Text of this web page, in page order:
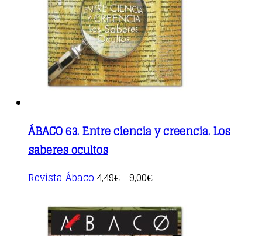
ÁBACO 63. Entre ciencia y creencia. Los
saberes ocultos
Revista Ábaco This
product
multiple
variants.
The
4,49€ – 9,00€